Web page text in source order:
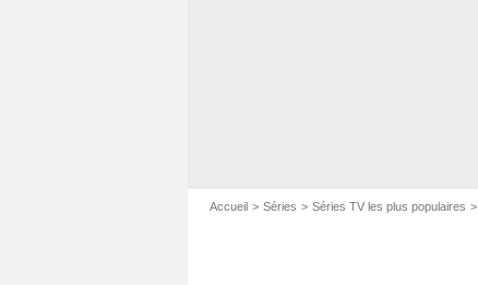
Accueil Séries Séries TV les plus populaires